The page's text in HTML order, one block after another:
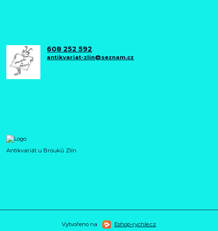
608 252 592
antikvariat-zlin@seznam.cz
Antikvariát u Brouků Zlín
Vytvořeno na Eshop-rychle.cz